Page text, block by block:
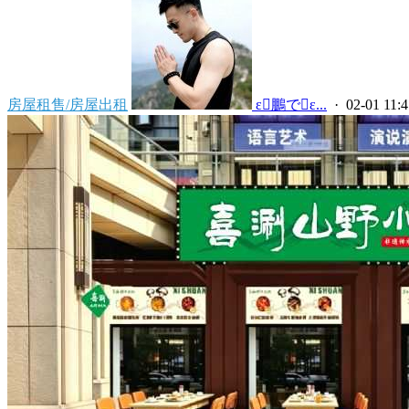
房屋租售/房屋出租  ε鵬でε... · 02-01